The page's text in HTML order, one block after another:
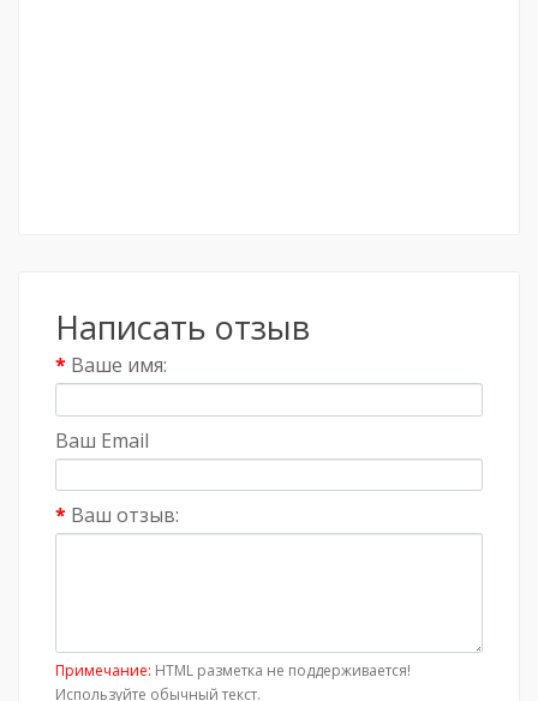
Написать отзыв
Ваше имя:
Ваш Email
Ваш отзыв:
Примечание: HTML разметка не поддерживается!
Используйте обычный текст.